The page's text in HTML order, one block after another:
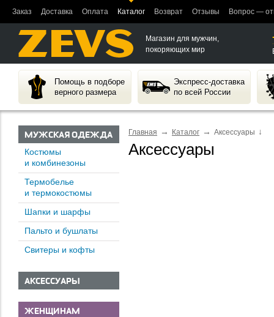
Заказ Доставка Оплата Каталог Возврат Отзывы Вопрос —
Магазин для мужчин,
покоряющих мир
Помощь в подборе
верного размера
Экспресс-доставка
по всей России
МУЖСКАЯ ОДЕЖДА
Костюмы
и комбинезоны
Термобелье
и термокостюмы
Шапки и шарфы
Пальто и бушлаты
Свитеры и кофты
АКСЕССУАРЫ
ЖЕНЩИНАМ
Главная → Каталог → Аксессуары ↓
Аксессуары